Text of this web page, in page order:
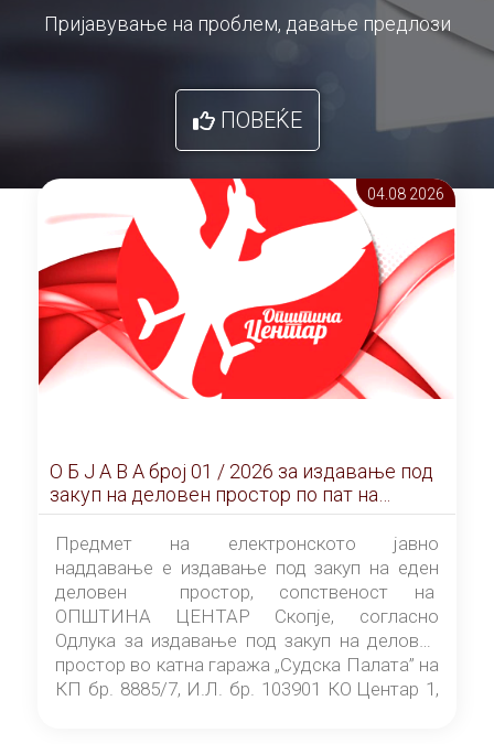
Пријавување на проблем, давање предлози
ПОВЕЌЕ
04.08 2026
О Б Ј А В А брoj 01 / 2026 за издавање под
закуп на деловен простор по пат на
ЕЛЕКТРОНСКО ЈАВНО НАДДАВАЊЕ
Предмет на електронското јавно
наддавање е издавање под закуп на еден
деловен простор, сопственост на
ОПШТИНА ЦЕНТАР Скопје, согласно
Одлука за издавање под закуп на деловен
простор во катна гаража „Судска Палата” на
КП бр. 8885/7, И.Л. бр. 103901 КО Центар 1,